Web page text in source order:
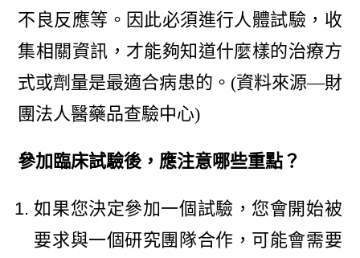
不良反應等。因此必須進行人體試驗，收
集相關資訊，才能夠知道什麼樣的治療方
式或劑量是最適合病患的。(資料來源—財
團法人醫藥品查驗中心)
參加臨床試驗後，應注意哪些重點？
如果您決定參加一個試驗，您會開始被
要求與一個研究團隊合作，可能會需要